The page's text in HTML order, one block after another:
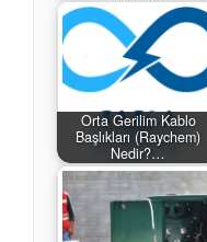
Orta Gerilim Kablo
Başlıkları (Raychem)
Nedir?…